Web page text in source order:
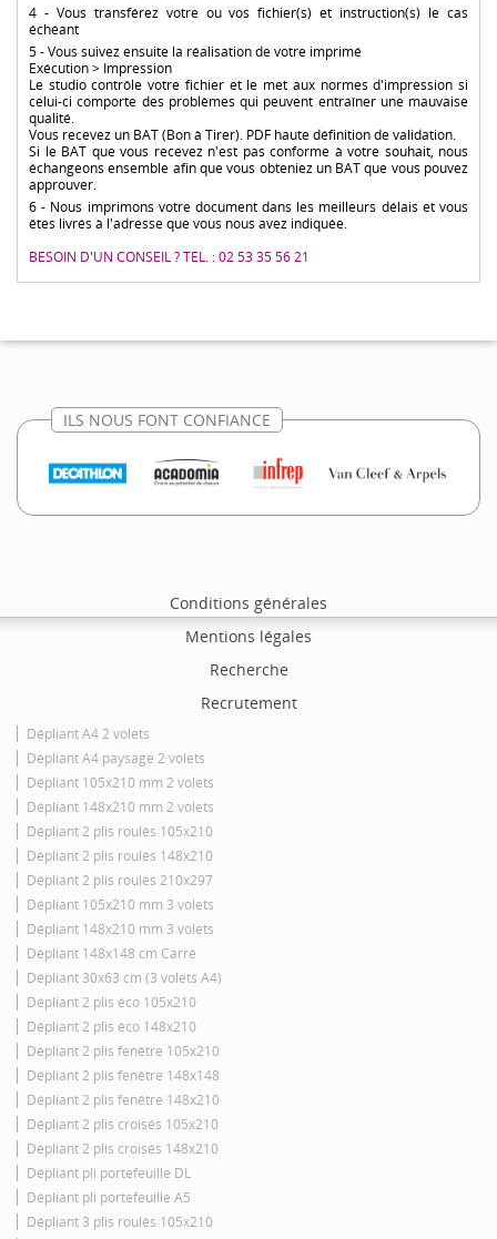
4 - Vous transférez votre ou vos fichier(s) et instruction(s) le cas
échéant
5 - Vous suivez ensuite la réalisation de votre imprimé
Exécution > Impression
Le studio contrôle votre fichier et le met aux normes d'impression si
celui-ci comporte des problèmes qui peuvent entraîner une mauvaise
qualité.
Vous recevez un BAT (Bon à Tirer). PDF haute définition de validation.
Si le BAT que vous recevez n'est pas conforme à votre souhait, nous
échangeons ensemble afin que vous obteniez un BAT que vous pouvez
approuver.
6 - Nous imprimons votre document dans les meilleurs délais et vous
êtes livrés à l'adresse que vous nous avez indiquée.
BESOIN D'UN CONSEIL ? TEL. : 02 53 35 56 21
ILS NOUS FONT CONFIANCE
Conditions générales
Mentions légales
Recherche
Recrutement
Dépliant A4 2 volets
Dépliant A4 paysage 2 volets
Dépliant 105x210 mm 2 volets
Dépliant 148x210 mm 2 volets
Dépliant 2 plis roulés 105x210
Dépliant 2 plis roulés 148x210
Dépliant 2 plis roulés 210x297
Dépliant 105x210 mm 3 volets
Dépliant 148x210 mm 3 volets
Dépliant 148x148 cm Carré
Dépliant 30x63 cm (3 volets A4)
Dépliant 2 plis éco 105x210
Dépliant 2 plis éco 148x210
Dépliant 2 plis fenêtre 105x210
Dépliant 2 plis fenêtre 148x148
Dépliant 2 plis fenêtre 148x210
Dépliant 2 plis croisés 105x210
Dépliant 2 plis croisés 148x210
Dépliant pli portefeuille DL
Dépliant pli portefeuille A5
Dépliant 3 plis roulés 105x210